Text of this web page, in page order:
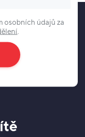
osobních údajů za
.